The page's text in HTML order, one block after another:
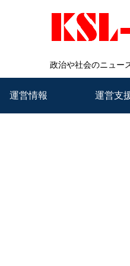
政治や社会のニュー
運営情報 運営支